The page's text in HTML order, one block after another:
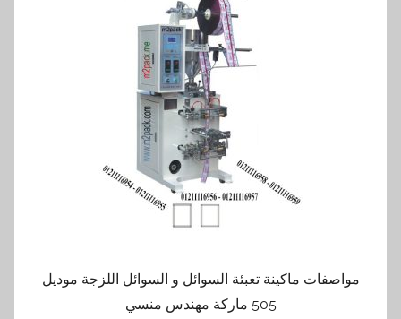
مواصفات ماكينة تعبئة السوائل و السوائل اللزجة موديل
505 ماركة مهندس منسي